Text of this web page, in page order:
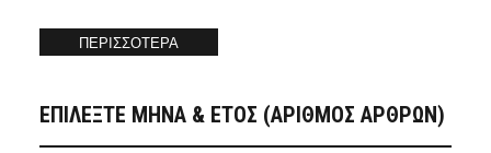
ΠΕΡΙΣΣΟΤΕΡΑ
ΕΠΙΛΕΞΤΕ ΜΗΝΑ & ΕΤΟΣ (ΑΡΙΘΜΟΣ ΑΡΘΡΩΝ)